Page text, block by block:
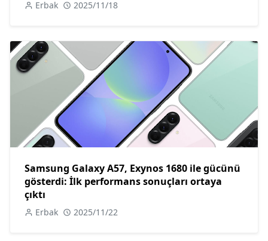
Erbak 2025/11/18
Samsung Galaxy A57, Exynos 1680 ile gücünü
gösterdi: İlk performans sonuçları ortaya
çıktı
Erbak 2025/11/22